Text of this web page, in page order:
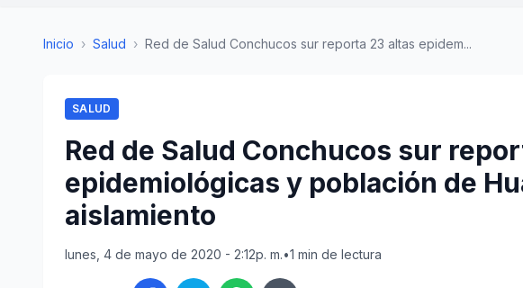
Inicio › Salud › Red de Salud Conchucos sur reporta 23 altas epidem...
SALUD
Red de Salud Conchucos sur
epidemiológicas y población de
aislamiento
lunes, 4 de mayo de 2020 - 2:12p. m.•1 min de lectura